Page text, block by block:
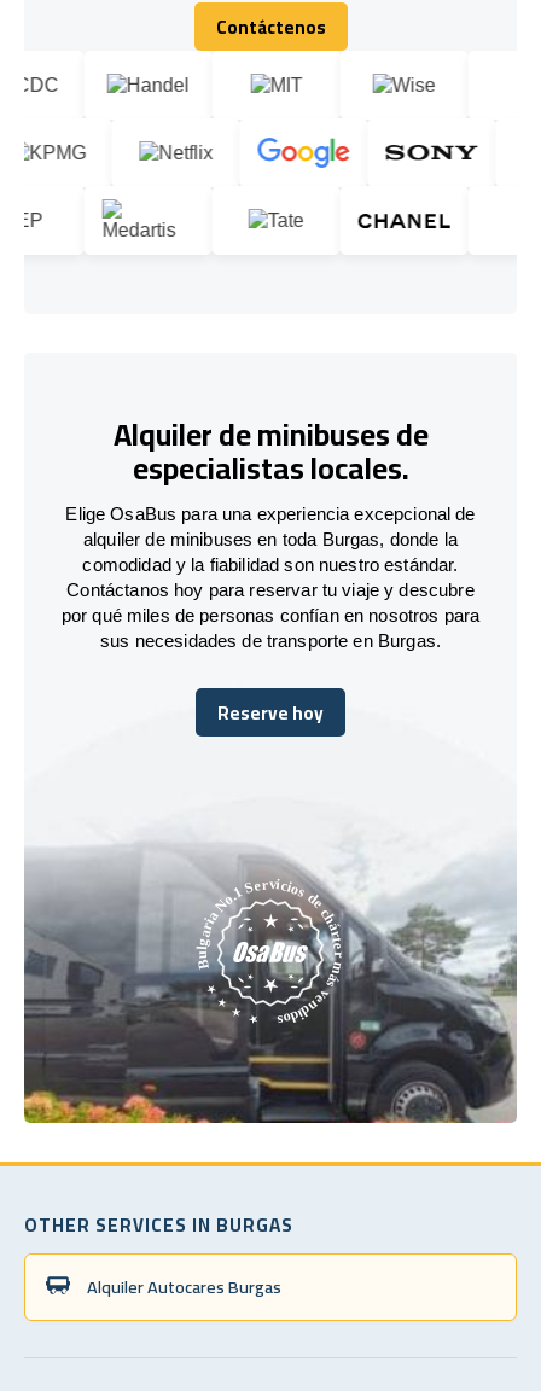
Contáctenos
Contáctenos
Alquiler de minibuses de
especialistas locales.
Elige OsaBus para una experiencia excepcional de
alquiler de minibuses en toda Burgas, donde la
comodidad y la fiabilidad son nuestro estándar.
Contáctanos hoy para reservar tu viaje y descubre
por qué miles de personas confían en nosotros para
sus necesidades de transporte en Burgas.
Reserve hoy
Reserve hoy
OTHER SERVICES IN BURGAS
Alquiler Autocares Burgas